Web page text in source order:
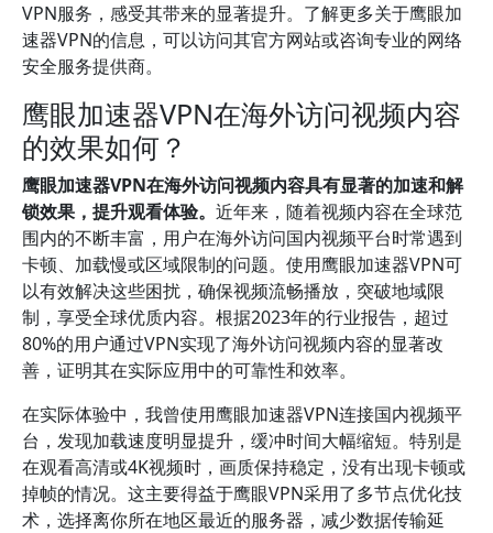
VPN服务，感受其带来的显著提升。了解更多关于鹰眼加
速器VPN的信息，可以访问其官方网站或咨询专业的网络
安全服务提供商。
鹰眼加速器VPN在海外访问视频内容
的效果如何？
鹰眼加速器VPN在海外访问视频内容具有显著的加速和解
锁效果，提升观看体验。 近年来，随着视频内容在全球范
围内的不断丰富，用户在海外访问国内视频平台时常遇到
卡顿、加载慢或区域限制的问题。使用鹰眼加速器VPN可
以有效解决这些困扰，确保视频流畅播放，突破地域限
制，享受全球优质内容。根据2023年的行业报告，超过
80%的用户通过VPN实现了海外访问视频内容的显著改
善，证明其在实际应用中的可靠性和效率。
在实际体验中，我曾使用鹰眼加速器VPN连接国内视频平
台，发现加载速度明显提升，缓冲时间大幅缩短。特别是
在观看高清或4K视频时，画质保持稳定，没有出现卡顿或
掉帧的情况。这主要得益于鹰眼VPN采用了多节点优化技
术，选择离你所在地区最近的服务器，减少数据传输延